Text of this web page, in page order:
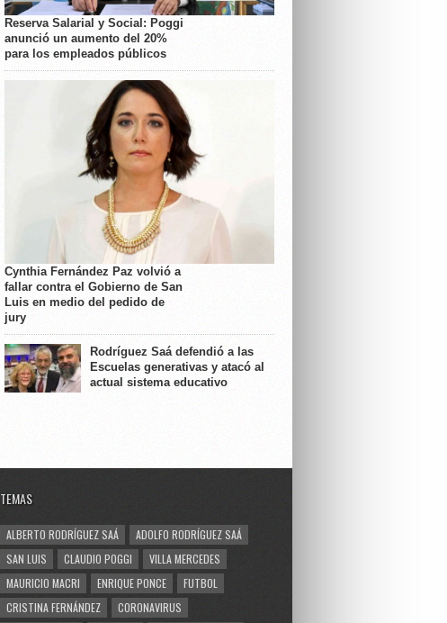
Reserva Salarial y Social: Poggi
anunció un aumento del 20%
para los empleados públicos
Cynthia Fernández Paz volvió a
fallar contra el Gobierno de San
Luis en medio del pedido de
jury
Rodríguez Saá defendió a las
Escuelas generativas y atacó al
actual sistema educativo
TEMAS
ALBERTO RODRÍGUEZ SAÁ
ADOLFO RODRÍGUEZ SAÁ
SAN LUIS
CLAUDIO POGGI
VILLA MERCEDES
MAURICIO MACRI
ENRIQUE PONCE
FUTBOL
CRISTINA FERNÁNDEZ
CORONAVIRUS